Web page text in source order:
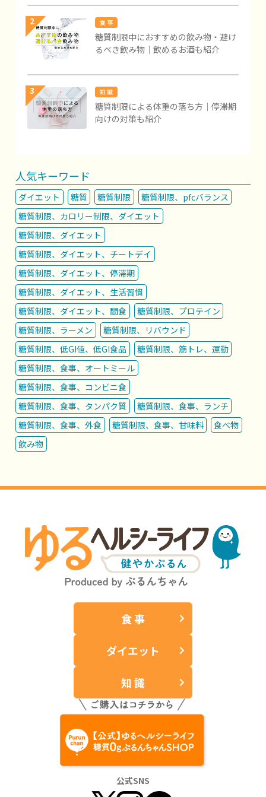
2 食 事
糖質制限中におすすめの飲み物・避け
るべき飲み物｜飲めるお酒も紹介
3 知 識
糖質制限による体重の落ち方｜停滞期
向けの対策も紹介
人気キーワード
ダイエット 糖質 糖質制限
糖質制限、pfcバランス
糖質制限、カロリー制限、ダイエット
糖質制限、ダイエット
糖質制限、ダイエット、チートデイ
糖質制限、ダイエット、停滞期
糖質制限、ダイエット、生活習慣
糖質制限、ダイエット、間食
糖質制限、プロテイン
糖質制限、ラーメン
糖質制限、リバウンド
糖質制限、低GI値、低GI食品
糖質制限、筋トレ、運動
糖質制限、食事、オートミール
糖質制限、食事、コンビニ食
糖質制限、食事、タンパク質
糖質制限、食事、ランチ
糖質制限、食事、外食
糖質制限、食事、甘味料
食べ物
飲み物
食 事
ダイエット
知 識
公式SNS